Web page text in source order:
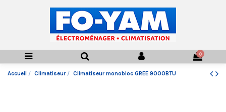
0
Accueil Climatiseur Climatiseur monobloc GREE 9000BTU